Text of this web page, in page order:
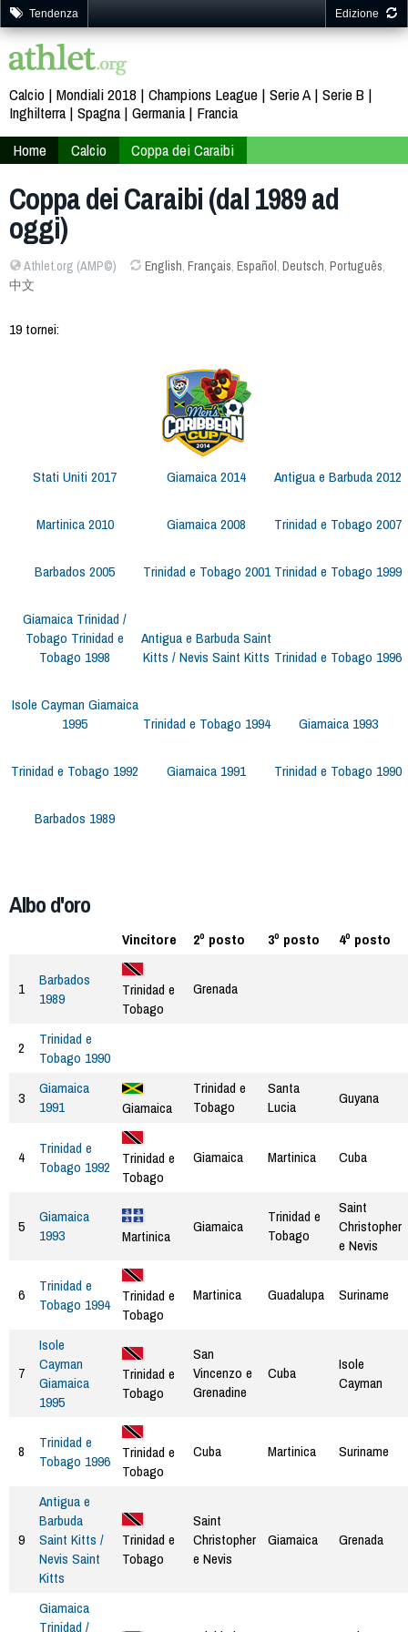
Tendenza Edizione
Calcio Mondiali 2018 Champions League Serie A Serie B
Inghilterra Spagna Germania
Francia
Home
Calcio Coppa dei Caraibi
Coppa dei Caraibi (dal 1989 ad
oggi)
Athlet.org (AMP©) English, Français, Español, Deutsch, Português,
中文
19 tornei:
Stati Uniti 2017 Giamaica 2014 Antigua e Barbuda 2012
Martinica 2010 Giamaica 2008 Trinidad e Tobago 2007
Barbados 2005 Trinidad e Tobago 2001 Trinidad e Tobago 1999
Giamaica Trinidad /
Tobago Trinidad e
Tobago 1998
Antigua e Barbuda Saint
Kitts / Nevis Saint Kitts Trinidad e Tobago 1996
Isole Cayman Giamaica
1995
Trinidad e Tobago 1994 Giamaica 1993
Trinidad e Tobago 1992 Giamaica 1991 Trinidad e Tobago 1990
Barbados 1989
Albo d'oro
Vincitore 2º posto 3º posto 4º posto
1
Barbados
1989
Trinidad e
Tobago
Grenada
2
Trinidad e
Tobago 1990
3
Giamaica
1991
Giamaica
Trinidad e
Tobago
Santa
Lucia
Guyana
4
Trinidad e
Tobago 1992
Trinidad e
Tobago
Giamaica Martinica Cuba
5
Giamaica
1993
Martinica
Giamaica
Trinidad e
Tobago
Saint
Christopher
e Nevis
6
Trinidad e
Tobago 1994
Trinidad e
Tobago
Martinica Guadalupa Suriname
7
Isole
Cayman
Giamaica
1995
Trinidad e
Tobago
San
Vincenzo e
Grenadine
Cuba
Isole
Cayman
8
Trinidad e
Tobago 1996
Trinidad e
Tobago
Cuba Martinica Suriname
9
Antigua e
Barbuda
Saint Kitts /
Nevis Saint
Kitts
Trinidad e
Tobago
Saint
Christopher
e Nevis
Giamaica Grenada
Giamaica
Trinidad /